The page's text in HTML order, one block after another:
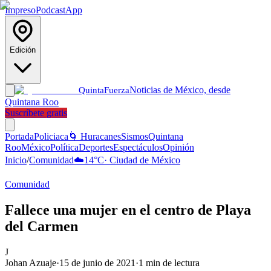
ImpresoPodcastApp
Edición
QuintaFuerzaNoticias de México, desde
Quintana Roo
Suscríbete gratis
PortadaPoliciaca 🌀 HuracanesSismosQuintana
RooMéxicoPolíticaDeportesEspectáculosOpinión
Inicio/Comunidad☁️14°C· Ciudad de México
Comunidad
Fallece una mujer en el centro de Playa
del Carmen
J
Johan Azuaje·15 de junio de 2021 ·1 min de lectura